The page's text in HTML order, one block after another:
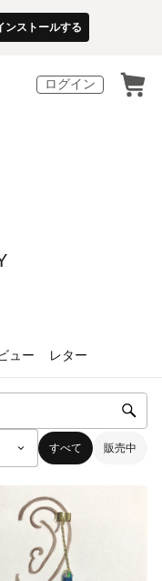
ンストールする
ログイン
ュー レター
すべて 販売中